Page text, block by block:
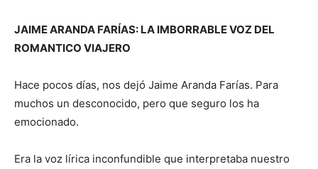
JAIME ARANDA FARÍAS: LA IMBORRABLE VOZ DEL
ROMANTICO VIAJERO
Hace pocos días, nos dejó Jaime Aranda Farías. Para
muchos un desconocido, pero que seguro los ha
emocionado.
Era la voz lírica inconfundible que interpretaba nuestro